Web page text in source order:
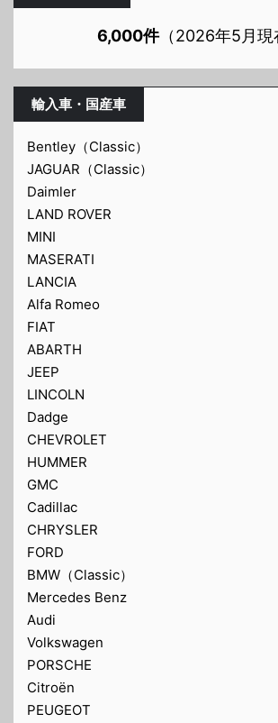
6,000件（2026年5月現
輸入車・国産車
Bentley（Classic）
JAGUAR（Classic）
Daimler
LAND ROVER
MINI
MASERATI
LANCIA
Alfa Romeo
FIAT
ABARTH
JEEP
LINCOLN
Dadge
CHEVROLET
HUMMER
GMC
Cadillac
CHRYSLER
FORD
BMW（Classic）
Mercedes Benz
Audi
Volkswagen
PORSCHE
Citroën
PEUGEOT